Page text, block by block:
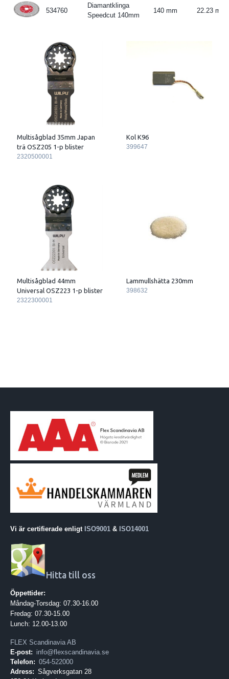
534760
Diamantklinga
Speedcut 140mm
140 mm 22.23 mm
Multisågblad 35mm Japan
trä OSZ205 1-p blister
2320500001
Kol K96
399647
Multisågblad 44mm
Universal OSZ223 1-p blister
2322300001
Lammullshätta 230mm
398632
Vi är certifierade enligt ISO9001 & ISO14001
Hitta till oss
Öppettider:
Måndag-Torsdag: 07.30-16.00
Fredag: 07.30-15.00
Lunch: 12.00-13.00
FLEX Scandinavia AB
E-post: info@flexscandinavia.se
Telefon: 054-522000
Adress: Sågverksgatan 28